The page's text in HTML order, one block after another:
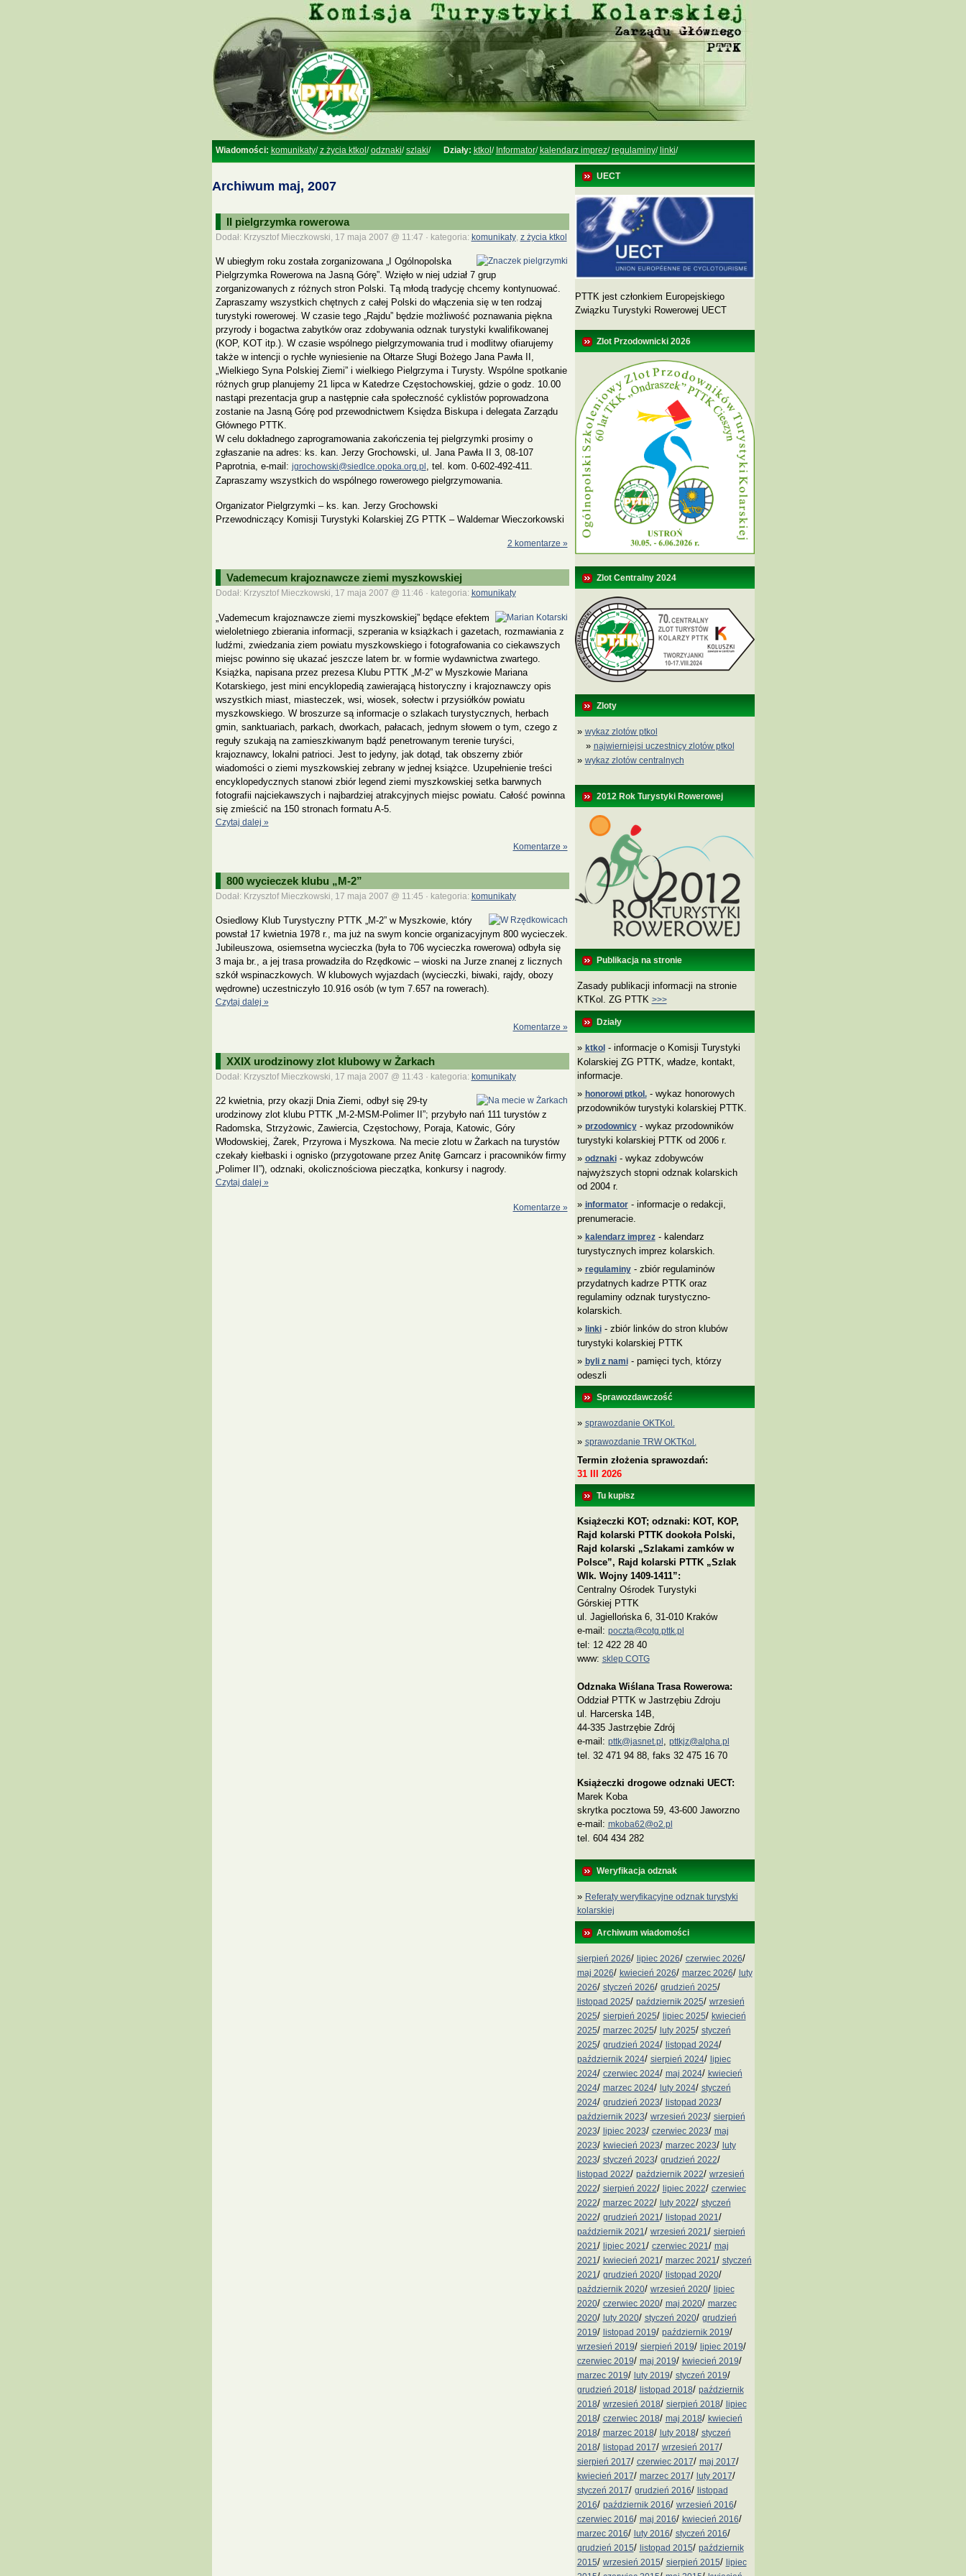
Wiadomości: komunikaty/z życia ktkol /odznaki/szlaki/ Działy: ktkol / Informator/ kalendarz imprez/regulaminy/ linki/
Archiwum maj, 2007
II pielgrzymka rowerowa
Dodał: Krzysztof Mieczkowski, 17 maja 2007 @ 11:47 · kategoria: komunikaty, z życia ktkol
W ubiegłym roku została zorganizowana „I Ogólnopolska
Pielgrzymka Rowerowa na Jasną Górę”. Wzięło w niej udział 7 grup
zorganizowanych z różnych stron Polski. Tą młodą tradycję chcemy kontynuować.
Zapraszamy wszystkich chętnych z całej Polski do włączenia się w ten rodzaj
turystyki rowerowej. W czasie tego „Rajdu” będzie możliwość poznawania piękna
przyrody i bogactwa zabytków oraz zdobywania odznak turystyki kwalifikowanej
(KOP, KOT itp.). W czasie wspólnego pielgrzymowania trud i modlitwy ofiarujemy
także w intencji o rychłe wyniesienie na Ołtarze Sługi Bożego Jana Pawła II,
„Wielkiego Syna Polskiej Ziemi” i wielkiego Pielgrzyma i Turysty. Wspólne spotkanie
różnych grup planujemy 21 lipca w Katedrze Częstochowskiej, gdzie o godz. 10.00
nastąpi prezentacja grup a następnie cała społeczność cyklistów poprowadzona
zostanie na Jasną Górę pod przewodnictwem Księdza Biskupa i delegata Zarządu
Głównego PTTK.
W celu dokładnego zaprogramowania zakończenia tej pielgrzymki prosimy o
zgłaszanie na adres: ks. kan. Jerzy Grochowski, ul. Jana Pawła II 3, 08-107
Paprotnia, e-mail: jgrochowski@siedlce.opoka.org.pl , tel. kom. 0-602-492-411.
Zapraszamy wszystkich do wspólnego rowerowego pielgrzymowania.
Organizator Pielgrzymki – ks. kan. Jerzy Grochowski
Przewodniczący Komisji Turystyki Kolarskiej ZG PTTK – Waldemar Wieczorkowski
2 komentarze »
Vademecum krajoznawcze ziemi myszkowskiej
Dodał: Krzysztof Mieczkowski, 17 maja 2007 @ 11:46 · kategoria: komunikaty
„Vademecum krajoznawcze ziemi myszkowskiej” będące efektem
wieloletniego zbierania informacji, szperania w książkach i gazetach, rozmawiania z
ludźmi, zwiedzania ziem powiatu myszkowskiego i fotografowania co ciekawszych
miejsc powinno się ukazać jeszcze latem br. w formie wydawnictwa zwartego.
Książka, napisana przez prezesa Klubu PTTK „M-2” w Myszkowie Mariana
Kotarskiego, jest mini encyklopedią zawierającą historyczny i krajoznawczy opis
wszystkich miast, miasteczek, wsi, wiosek, sołectw i przysiółków powiatu
myszkowskiego. W broszurze są informacje o szlakach turystycznych, herbach
gmin, sanktuariach, parkach, dworkach, pałacach, jednym słowem o tym, czego z
reguły szukają na zamieszkiwanym bądź penetrowanym terenie turyści,
krajoznawcy, lokalni patrioci. Jest to jedyny, jak dotąd, tak obszerny zbiór
wiadomości o ziemi myszkowskiej zebrany w jednej książce. Uzupełnienie treści
encyklopedycznych stanowi zbiór legend ziemi myszkowskiej setka barwnych
fotografii najciekawszych i najbardziej atrakcyjnych miejsc powiatu. Całość powinna
się zmieścić na 150 stronach formatu A-5.
Czytaj dalej »
Komentarze »
800 wycieczek klubu „M-2”
Dodał: Krzysztof Mieczkowski, 17 maja 2007 @ 11:45 · kategoria: komunikaty
Osiedlowy Klub Turystyczny PTTK „M-2” w Myszkowie, który
powstał 17 kwietnia 1978 r., ma już na swym koncie organizacyjnym 800 wycieczek.
Jubileuszowa, osiemsetna wycieczka (była to 706 wycieczka rowerowa) odbyła się
3 maja br., a jej trasa prowadziła do Rzędkowic – wioski na Jurze znanej z licznych
szkół wspinaczkowych. W klubowych wyjazdach (wycieczki, biwaki, rajdy, obozy
wędrowne) uczestniczyło 10.916 osób (w tym 7.657 na rowerach).
Czytaj dalej »
Komentarze »
XXIX urodzinowy zlot klubowy w Żarkach
Dodał: Krzysztof Mieczkowski, 17 maja 2007 @ 11:43 · kategoria: komunikaty
22 kwietnia, przy okazji Dnia Ziemi, odbył się 29-ty
urodzinowy zlot klubu PTTK „M-2-MSM-Polimer II”; przybyło nań 111 turystów z
Radomska, Strzyżowic, Zawiercia, Częstochowy, Poraja, Katowic, Góry
Włodowskiej, Żarek, Przyrowa i Myszkowa. Na mecie zlotu w Żarkach na turystów
czekały kiełbaski i ognisko (przygotowane przez Anitę Garncarz i pracowników firmy
„Polimer II”), odznaki, okolicznościowa pieczątka, konkursy i nagrody.
Czytaj dalej »
Komentarze »
UECT
PTTK jest członkiem Europejskiego
Związku Turystyki Rowerowej UECT
Zlot Przodownicki 2026
Zlot Centralny 2024
Zloty
» wykaz zlotów ptkol
» najwierniejsi uczestnicy zlotów ptkol
» wykaz zlotów centralnych
2012 Rok Turystyki Rowerowej
Publikacja na stronie
Zasady publikacji informacji na stronie
KTKol. ZG PTTK >>>
Działy
» ktkol- informacje o Komisji Turystyki
Kolarskiej ZG PTTK, władze, kontakt,
informacje.
» honorowi ptkol.- wykaz honorowych
przodowników turystyki kolarskiej PTTK.
» przodownicy- wykaz przodowników
turystyki kolarskiej PTTK od 2006 r.
» odznaki- wykaz zdobywców
najwyższych stopni odznak kolarskich
od 2004 r.
» informator- informacje o redakcji,
prenumeracie.
» kalendarz imprez- kalendarz
turystycznych imprez kolarskich.
» regulaminy- zbiór regulaminów
przydatnych kadrze PTTK oraz
regulaminy odznak turystyczno-
kolarskich.
» linki- zbiór linków do stron klubów
turystyki kolarskiej PTTK
» byli z nami- pamięci tych, którzy
odeszli
Sprawozdawczość
» sprawozdanie OKTKol.
» sprawozdanie TRW OKTKol.
Termin złożenia sprawozdań:
31 III 2026
Tu kupisz
Książeczki KOT; odznaki: KOT, KOP,
Rajd kolarski PTTK dookoła Polski,
Rajd kolarski „Szlakami zamków w
Polsce”, Rajd kolarski PTTK „Szlak
Wlk. Wojny 1409-1411”:
Centralny Ośrodek Turystyki
Górskiej PTTK
ul. Jagiellońska 6, 31-010 Kraków
e-mail: poczta@cotg.pttk.pl
tel: 12 422 28 40
www: sklep COTG
Odznaka Wiślana Trasa Rowerowa:
Oddział PTTK w Jastrzębiu Zdroju
ul. Harcerska 14B,
44-335 Jastrzębie Zdrój
e-mail: pttk@jasnet.pl pttkjz@alpha.pl
tel. 32 471 94 88, faks 32 475 16 70
Książeczki drogowe odznaki UECT:
Marek Koba
skrytka pocztowa 59, 43-600 Jaworzno
e‑mail: mkoba62@o2.pl
tel. 604 434 282
Weryfikacja odznak
» Referaty weryfikacyjne odznak turystyki
kolarskiej
Archiwum wiadomości
sierpień 2026/ lipiec 2026/ czerwiec 2026/
maj 2026/ kwiecień 2026/ marzec 2026/ luty
2026/ styczeń 2026/ grudzień 2025/
listopad 2025/ październik 2025/ wrzesień
2025/ sierpień 2025/ lipiec 2025/ kwiecień
2025/ marzec 2025/ luty 2025/ styczeń
2025/ grudzień 2024/ listopad 2024/
październik 2024/ sierpień 2024/ lipiec
2024/ czerwiec 2024/ maj 2024/ kwiecień
2024/ marzec 2024/ luty 2024/ styczeń
2024/ grudzień 2023/ listopad 2023/
październik 2023/ wrzesień 2023/ sierpień
2023/ lipiec 2023/ czerwiec 2023/ maj
2023/ kwiecień 2023/ marzec 2023/ luty
2023/ styczeń 2023/ grudzień 2022/
listopad 2022/ październik 2022/ wrzesień
2022/ sierpień 2022/ lipiec 2022/ czerwiec
2022/ marzec 2022/ luty 2022/ styczeń
2022/ grudzień 2021 / listopad 2021 /
październik 2021 / wrzesień 2021 / sierpień
2021 / lipiec 2021 / czerwiec 2021 / maj
2021 / kwiecień 2021 / marzec 2021 / styczeń
2021 / grudzień 2020/ listopad 2020/
październik 2020/ wrzesień 2020/ lipiec
2020/ czerwiec 2020/ maj 2020/ marzec
2020/ luty 2020/ styczeń 2020/ grudzień
2019/ listopad 2019/ październik 2019/
wrzesień 2019/ sierpień 2019/ lipiec 2019/
czerwiec 2019/ maj 2019/ kwiecień 2019/
marzec 2019/ luty 2019/ styczeń 2019/
grudzień 2018/ listopad 2018/ październik
2018/ wrzesień 2018/ sierpień 2018/ lipiec
2018/ czerwiec 2018/ maj 2018/ kwiecień
2018/ marzec 2018/ luty 2018/ styczeń
2018/ listopad 2017/ wrzesień 2017/
sierpień 2017/ czerwiec 2017/ maj 2017/
kwiecień 2017/ marzec 2017/ luty 2017/
styczeń 2017/ grudzień 2016/ listopad
2016/ październik 2016/ wrzesień 2016/
czerwiec 2016/ maj 2016/ kwiecień 2016/
marzec 2016/ luty 2016/ styczeń 2016/
grudzień 2015/ listopad 2015/ październik
2015/ wrzesień 2015/ sierpień 2015/ lipiec